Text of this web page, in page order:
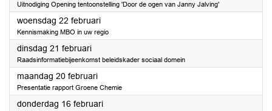
Uitnodiging Opening tentoonstelling 'Door de ogen van Janny Jalving'
woensdag 22 februari2023
Kennismaking MBO in uw regio
dinsdag 21 februari2023
Raadsinformatiebijeenkomst beleidskader sociaal domein
maandag 20 februari2023
Presentatie rapport Groene Chemie
donderdag 16 februari2023